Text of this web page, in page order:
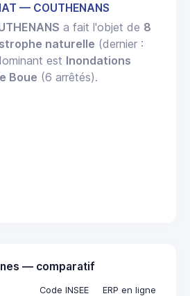
— COUTHENANS
a fait l'objet de 8
naturelle (dernier :
est Inondations
Boue (6 arrêtés).
— comparatif
Code INSEE ERP en ligne